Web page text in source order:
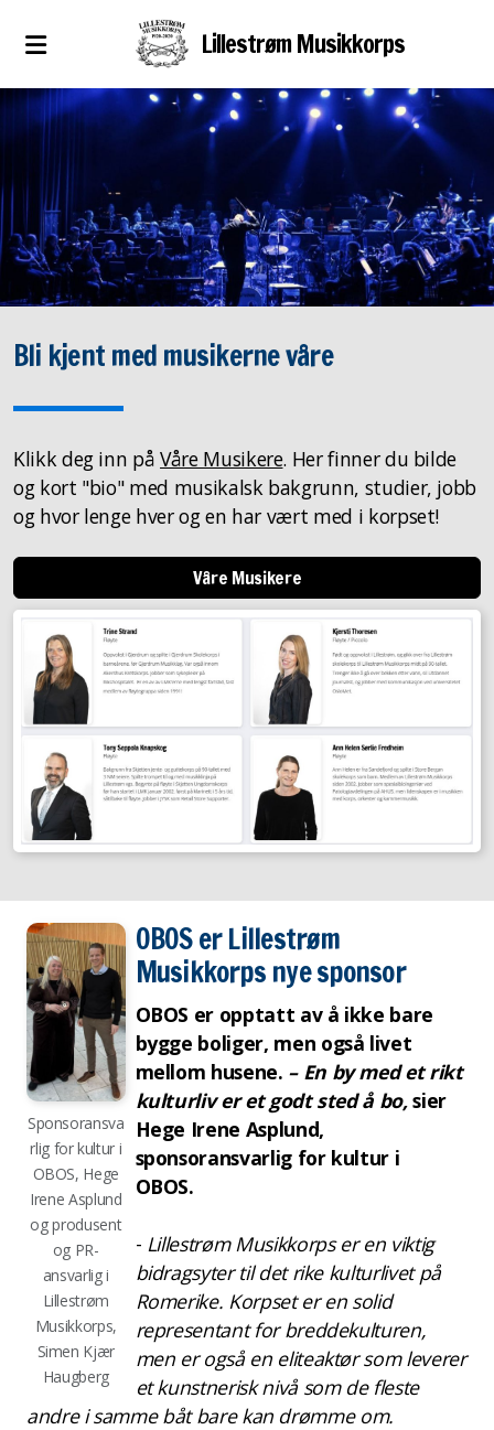
Lillestrøm Musikkorps
Bli kjent med musikerne våre
Klikk deg inn påVåre Musikere. Her finner du bilde
og kort "bio" med musikalsk bakgrunn, studier, jobb
og hvor lenge hver og en har vært med i korpset!
Våre Musikere
Sponsoransva
rlig for kultur i
OBOS, Hege
Irene Asplund
og produsent
og PR-
ansvarlig i
Lillestrøm
Musikkorps,
Simen Kjær
Haugberg
OBOS er Lillestrøm
Musikkorps nye sponsor
OBOS er opptatt av å ikke bare
bygge boliger, men også livet
mellom husene. – En by med et rikt
kulturliv er et godt sted å bo,sier
Hege Irene Asplund,
sponsoransvarlig for kultur i
OBOS.
- Lillestrøm Musikkorps er en viktig
bidragsyter til det rike kulturlivet på
Romerike. Korpset er en solid
representant for breddekulturen,
men er også en eliteaktør som leverer
et kunstnerisk nivå som de fleste
andre i samme båt bare kan drømme om.